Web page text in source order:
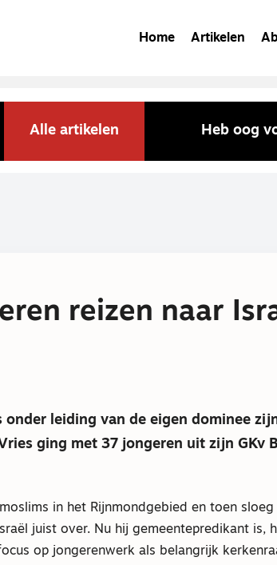
Home Artikelen
Alle artikelen Heb oog
reizen naar
onder leiding van de eigen dominee
ging met 37 jongeren uit zijn GKv
in het Rijnmondgebied en toen
juist over. Nu hij gemeentepredikant is,
op jongerenwerk als belangrijk